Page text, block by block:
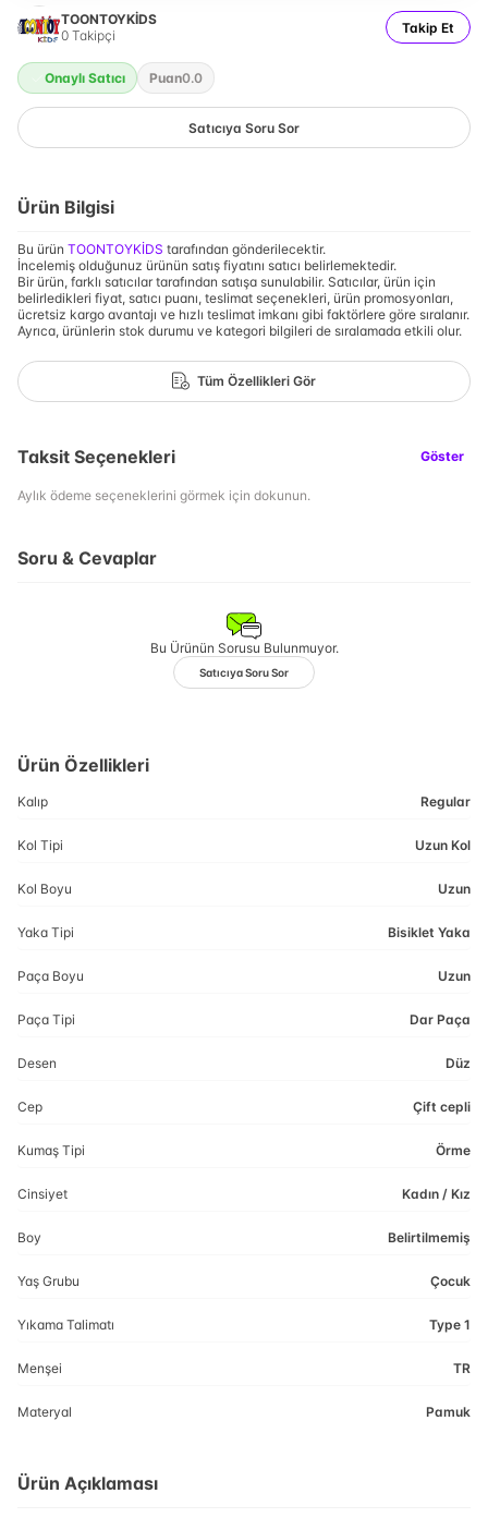
TOONTOYKİDS
0 Takipçi Takip Et
Onaylı Satıcı Puan0.0
Satıcıya Soru Sor
Ürün Bilgisi
Bu ürün TOONTOYKİDS tarafından gönderilecektir.
İncelemiş olduğunuz ürünün satış fiyatını satıcı belirlemektedir.
Bir ürün, farklı satıcılar tarafından satışa sunulabilir. Satıcılar, ürün için
belirledikleri fiyat, satıcı puanı, teslimat seçenekleri, ürün promosyonları,
ücretsiz kargo avantajı ve hızlı teslimat imkanı gibi faktörlere göre sıralanır.
Ayrıca, ürünlerin stok durumu ve kategori bilgileri de sıralamada etkili olur.
Tüm Özellikleri Gör
Taksit Seçenekleri Göster
Aylık ödeme seçeneklerini görmek için dokunun.
Soru & Cevaplar
Bu Ürünün Sorusu Bulunmuyor.
Satıcıya Soru Sor
Ürün Özellikleri
Kalıp Regular
Kol Tipi Uzun Kol
Kol Boyu Uzun
Yaka Tipi Bisiklet Yaka
Paça Boyu Uzun
Paça Tipi Dar Paça
Desen Düz
Cep Çift cepli
Kumaş Tipi Örme
Cinsiyet Kadın / Kız
Boy Belirtilmemiş
Yaş Grubu Çocuk
Yıkama Talimatı Type 1
Menşei TR
Materyal Pamuk
Ürün Açıklaması